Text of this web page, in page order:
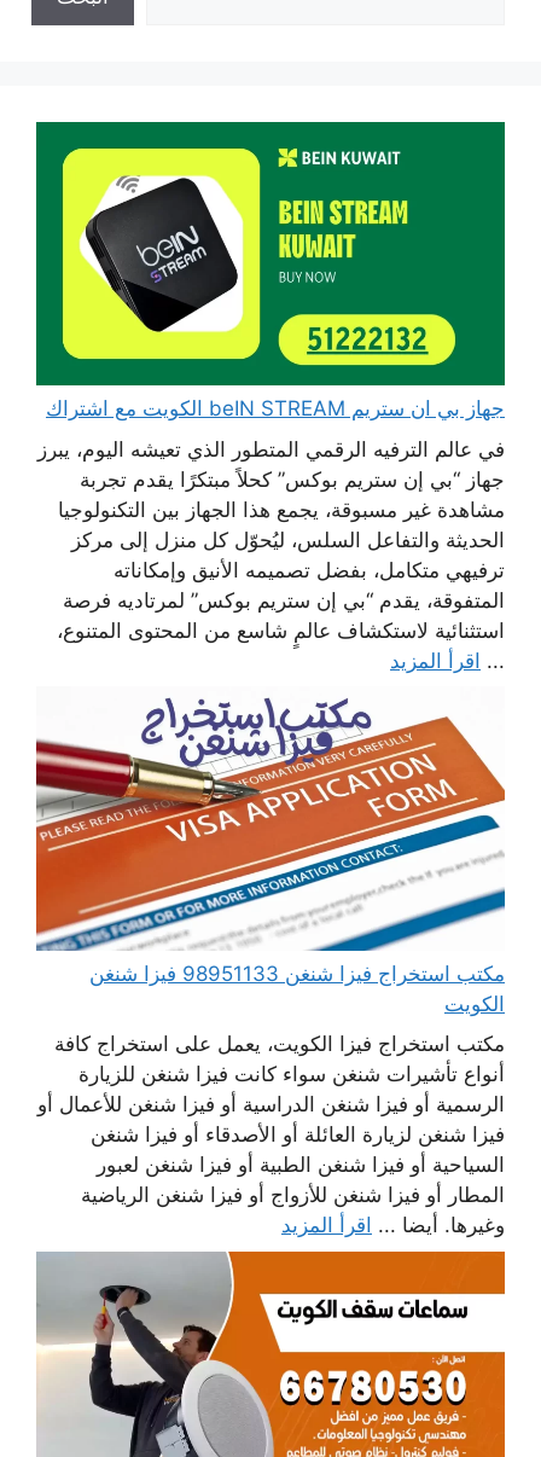
جهاز بي ان ستريم beIN STREAM الكويت مع اشتراك
في عالم الترفيه الرقمي المتطور الذي تعيشه اليوم، يبرز
جهاز “بي إن ستريم بوكس” كحلاً مبتكرًا يقدم تجربة
مشاهدة غير مسبوقة، يجمع هذا الجهاز بين التكنولوجيا
الحديثة والتفاعل السلس، ليُحوّل كل منزل إلى مركز
ترفيهي متكامل، بفضل تصميمه الأنيق وإمكاناته
المتفوقة، يقدم “بي إن ستريم بوكس” لمرتاديه فرصة
استثنائية لاستكشاف عالمٍ شاسع من المحتوى المتنوع،
... اقرأ المزيد
مكتب استخراج فيزا شنغن 98951133 فيزا شنغن
الكويت
مكتب استخراج فيزا الكويت، يعمل على استخراج كافة
أنواع تأشيرات شنغن سواء كانت فيزا شنغن للزيارة
الرسمية أو فيزا شنغن الدراسية أو فيزا شنغن للأعمال أو
فيزا شنغن لزيارة العائلة أو الأصدقاء أو فيزا شنغن
السياحية أو فيزا شنغن الطبية أو فيزا شنغن لعبور
المطار أو فيزا شنغن للأزواج أو فيزا شنغن الرياضية
وغيرها. أيضا ... اقرأ المزيد